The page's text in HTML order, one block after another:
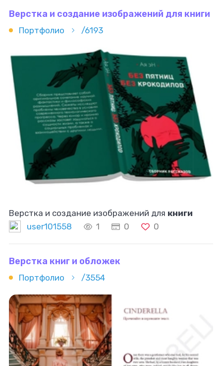
Верстка и создание изображений для книги
Портфолио /6193
Верстка и создание изображений для книги
user101558
1 0 0
Верстка книг и обложек
Портфолио /3554